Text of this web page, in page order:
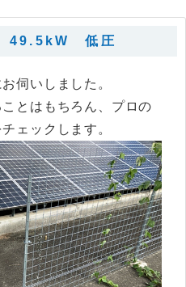
49.5kW 低圧
伺いしました。
とはもちろん、プロの
ェックします。